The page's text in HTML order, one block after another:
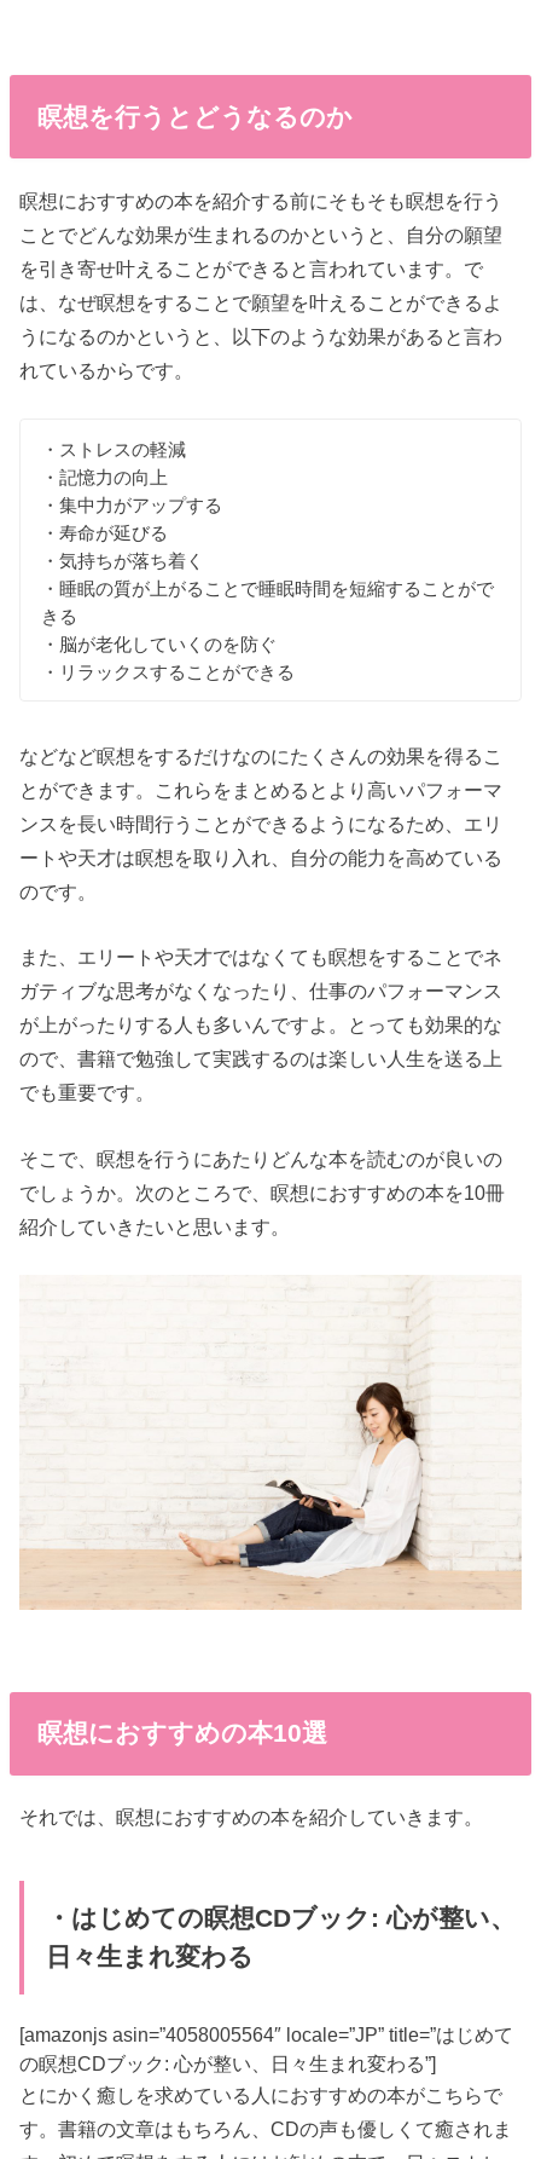
瞑想を行うとどうなるのか
瞑想におすすめの本を紹介する前にそもそも瞑想を行う
ことでどんな効果が生まれるのかというと、自分の願望
を引き寄せ叶えることができると言われています。で
は、なぜ瞑想をすることで願望を叶えることができるよ
うになるのかというと、以下のような効果があると言わ
れているからです。
・ストレスの軽減
・記憶力の向上
・集中力がアップする
・寿命が延びる
・気持ちが落ち着く
・睡眠の質が上がることで睡眠時間を短縮することがで
きる
・脳が老化していくのを防ぐ
・リラックスすることができる
などなど瞑想をするだけなのにたくさんの効果を得るこ
とができます。これらをまとめるとより高いパフォーマ
ンスを長い時間行うことができるようになるため、エリ
ートや天才は瞑想を取り入れ、自分の能力を高めている
のです。
また、エリートや天才ではなくても瞑想をすることでネ
ガティブな思考がなくなったり、仕事のパフォーマンス
が上がったりする人も多いんですよ。とっても効果的な
ので、書籍で勉強して実践するのは楽しい人生を送る上
でも重要です。
そこで、瞑想を行うにあたりどんな本を読むのが良いの
でしょうか。次のところで、瞑想におすすめの本を10冊
紹介していきたいと思います。
瞑想におすすめの本10選
それでは、瞑想におすすめの本を紹介していきます。
・はじめての瞑想CDブック: 心が整い、
日々生まれ変わる
[amazonjs asin=”4058005564″ locale=”JP” title=”はじめて
の瞑想CDブック: 心が整い、日々生まれ変わる”]
とにかく癒しを求めている人におすすめの本がこちらで
す。書籍の文章はもちろん、CDの声も優しくて癒されま